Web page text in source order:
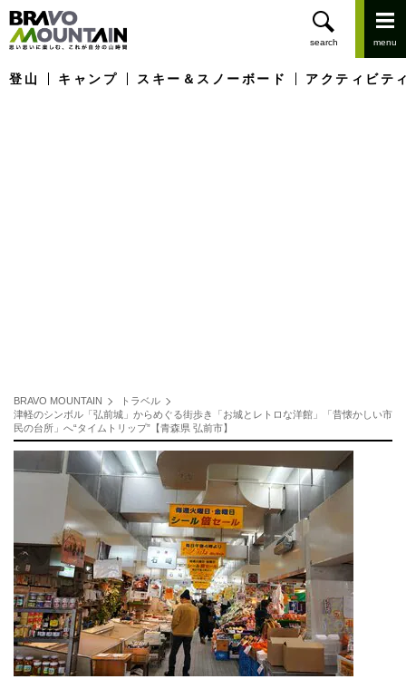
登山 キャンプ スキー＆スノーボード アクティビテ
BRAVO MOUNTAIN
トラベル
津軽のシンボル「弘前城」からめぐる街歩き「お城とレトロな洋館」「昔懐かしい市
民の台所」へ“タイムトリップ”【青森県 弘前市】